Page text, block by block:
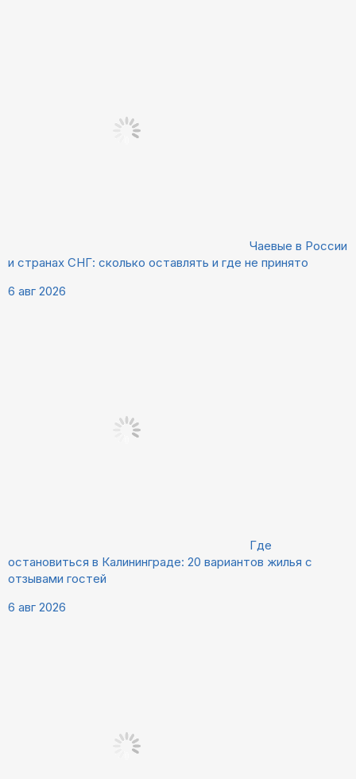
Чаевые в России
и странах СНГ: сколько оставлять и где не принято
6 авг 2026
Где
остановиться в Калининграде: 20 вариантов жилья с
отзывами гостей
6 авг 2026